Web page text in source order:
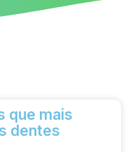
que mais
dentes